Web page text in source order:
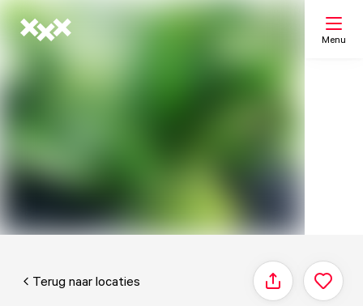
Menu
Terug naar locaties Delen